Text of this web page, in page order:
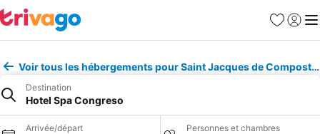
Favoris
Se
Voir tous les hébergements pour Saint Jacques de
Destination
Hotel Spa Congreso
Arrivée/départ Personnes et chambres